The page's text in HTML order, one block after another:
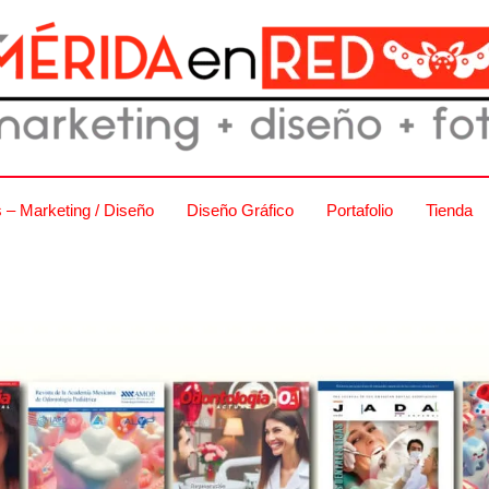
– Marketing / Diseño Diseño Gráfico Portafolio Tienda